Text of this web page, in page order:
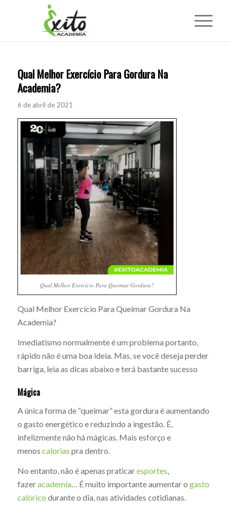
Qual Melhor Exercício Para Gordura Na
Academia?
6 de abril de 2021
Qual Melhor Exercício Para Queimar Gordura?
Qual Melhor Exercício Para Queimar Gordura Na
Academia?
Imediatismo normalmente é um problema portanto,
rápido não é uma boa ideia. Mas, se você deseja perder
barriga, leia as dicas abaixo e terá bastante sucesso
Mágica
A única forma de “queimar” esta gordura é aumentando
o gasto energético e reduzindo a ingestão. É,
infelizmente não há mágicas. Mais esforço e
menos calorias pra dentro.
No entanto, não é apenas praticaresportes,
fazeracademia… É muito importante aumentar o gasto
calórico durante o dia, nas atividades cotidianas.